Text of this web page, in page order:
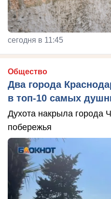
сегодня в 11:45
Общество
Два города
в топ-10 самых
Духота накрыла города
побережья